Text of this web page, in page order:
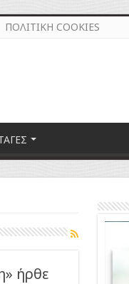
ΠΟΛΙΤΙΚΗ COOKIES
ήρθε